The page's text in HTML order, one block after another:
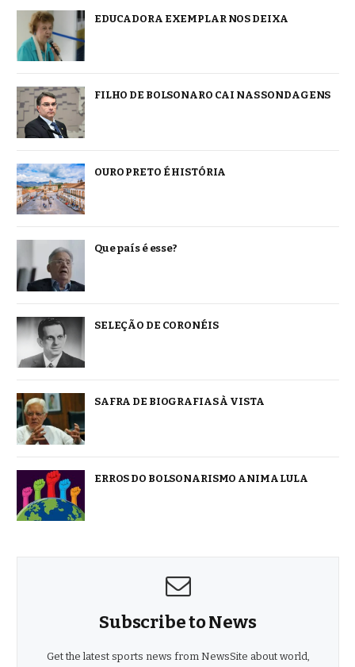
EDUCADORA EXEMPLAR NOS DEIXA
FILHO DE BOLSONARO CAI NAS SONDAGENS
OURO PRETO É HISTÓRIA
Que país é esse?
SELEÇÃO DE CORONÉIS
SAFRA DE BIOGRAFIAS À VISTA
ERROS DO BOLSONARISMO ANIMA LULA
Subscribe to News
Get the latest sports news from NewsSite about world,